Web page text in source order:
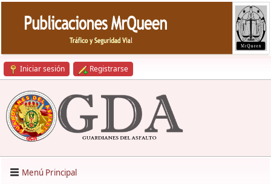
Iniciar sesión Registrarse
Menú Principal